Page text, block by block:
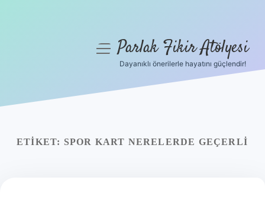
Yasal Uyarı
menüyüParlak Fikir Atölyesi
Dayanıklı önerilerle hayatını güçlendir!
ETIKET: SPOR KART NERELERDE GEÇERLI